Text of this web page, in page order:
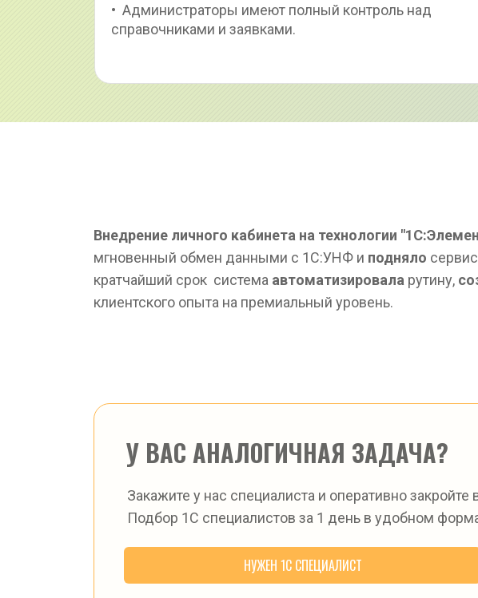
•  Администраторы имеют полный контроль над
справочниками и заявками.
Внедрение личного кабинета на технологии
мгновенный обмен данными с 1С:УНФ и подняло
кратчайший срок  система автоматизировала рутину,
клиентского опыта на премиальный уровень.
У ВАС АНАЛОГИЧНАЯ ЗАДАЧА?
Закажите у нас специалиста и оперативно закройте
Подбор 1С специалистов за 1 день в удобном
НУЖЕН 1С СПЕЦИАЛИСТ